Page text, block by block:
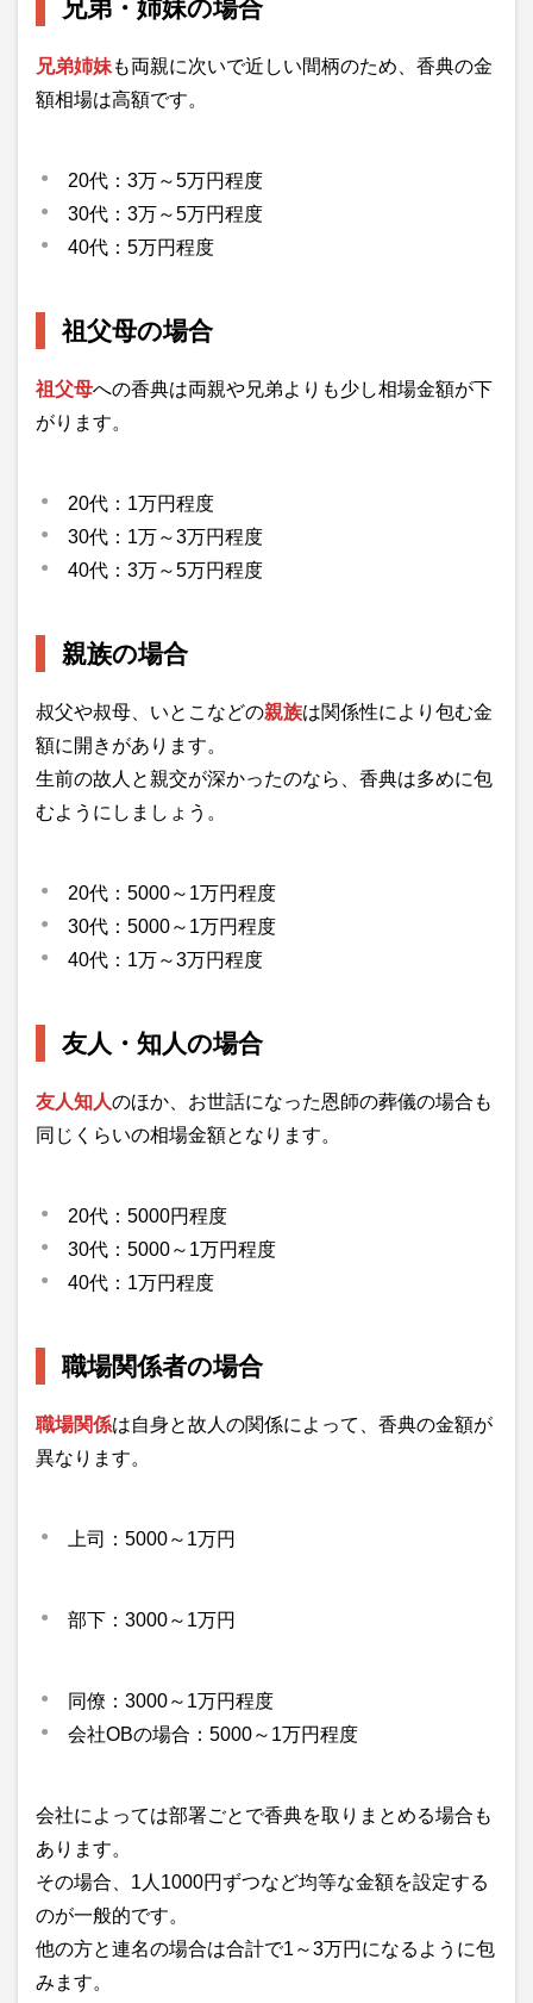
兄弟・姉妹の場合
兄弟姉妹も両親に次いで近しい間柄のため、香典の金
額相場は高額です。
20代：3万～5万円程度
30代：3万～5万円程度
40代：5万円程度
祖父母の場合
祖父母への香典は両親や兄弟よりも少し相場金額が下
がります。
20代：1万円程度
30代：1万～3万円程度
40代：3万～5万円程度
親族の場合
叔父や叔母、いとこなどの親族は関係性により包む金
額に開きがあります。
生前の故人と親交が深かったのなら、香典は多めに包
むようにしましょう。
20代：5000～1万円程度
30代：5000～1万円程度
40代：1万～3万円程度
友人・知人の場合
友人知人のほか、お世話になった恩師の葬儀の場合も
同じくらいの相場金額となります。
20代：5000円程度
30代：5000～1万円程度
40代：1万円程度
職場関係者の場合
職場関係は自身と故人の関係によって、香典の金額が
異なります。
上司：5000～1万円
部下：3000～1万円
同僚：3000～1万円程度
会社OBの場合：5000～1万円程度
会社によっては部署ごとで香典を取りまとめる場合も
あります。
その場合、1人1000円ずつなど均等な金額を設定する
のが一般的です。
他の方と連名の場合は合計で1～3万円になるように包
みます。